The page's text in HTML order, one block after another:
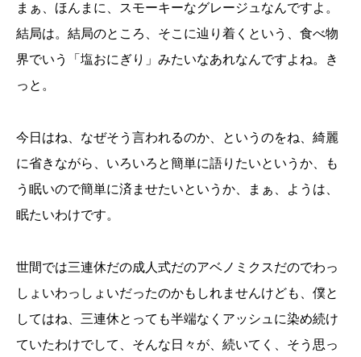
まぁ、ほんまに、スモーキーなグレージュなんですよ。
結局は。結局のところ、そこに辿り着くという、食べ物
界でいう「塩おにぎり」みたいなあれなんですよね。き
っと。
今日はね、なぜそう言われるのか、というのをね、綺麗
に省きながら、いろいろと簡単に語りたいというか、も
う眠いので簡単に済ませたいというか、まぁ、ようは、
眠たいわけです。
世間では三連休だの成人式だのアベノミクスだのでわっ
しょいわっしょいだったのかもしれませんけども、僕と
してはね、三連休とっても半端なくアッシュに染め続け
ていたわけでして、そんな日々が、続いてく、そう思っ